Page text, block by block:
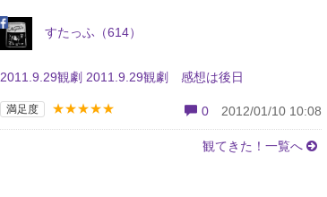
すたっふ（614）
2011.9.29観劇 2011.9.29観劇 感想は後日
満足度 ★★★★★ 0 2012/01/10 10:08
観てきた！一覧へ